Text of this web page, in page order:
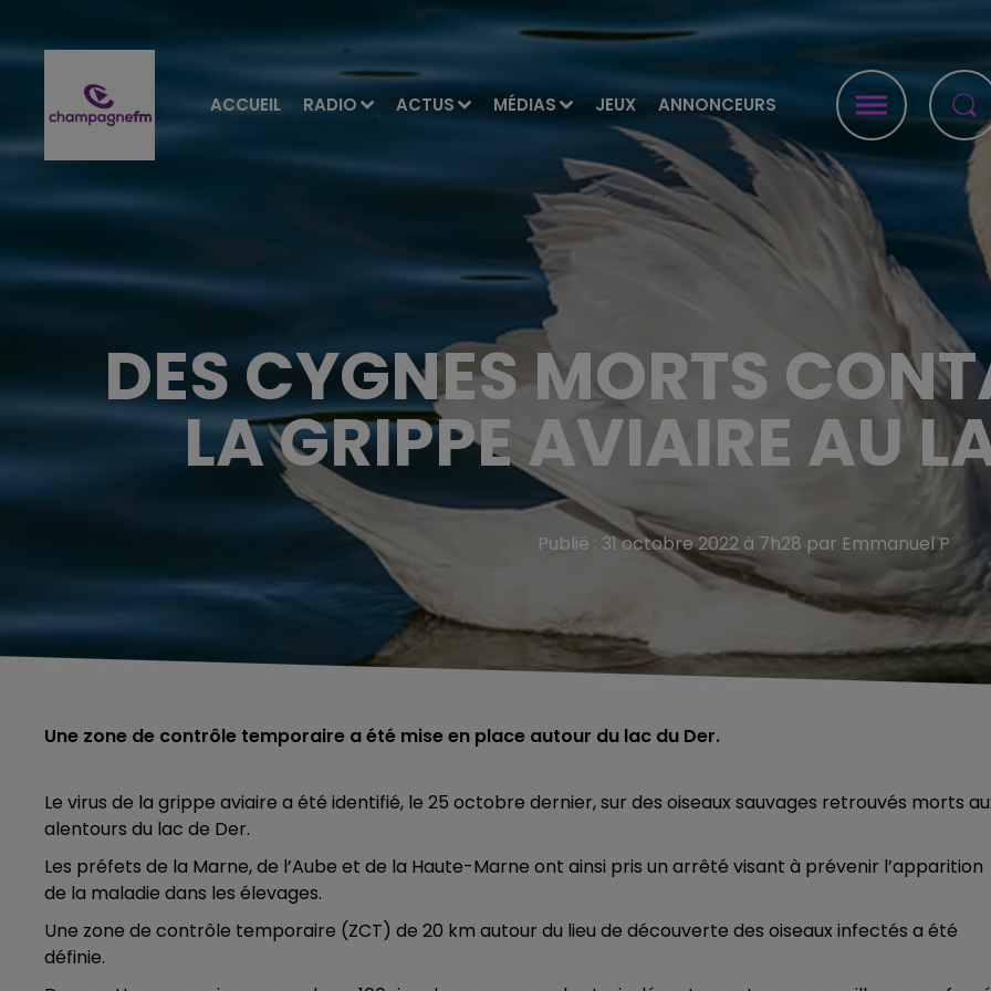
ACCUEIL RADIO ACTUS MÉDIAS JEUX ANNONCEURS
DES CYGNES MORTS
LA GRIPPE AVIAIRE AU
Publié : 31 octobre 2022 à 7h28 par Emmanuel P
Une zone de contrôle temporaire a été mise en place autour du lac du Der.
Le virus de la grippe aviaire a été identifié, le 25 octobre dernier, sur des oiseaux sauvages retrouvés morts
alentours du lac de Der.
Les préfets de la Marne, de l’Aube et de la Haute-Marne ont ainsi pris un arrêté visant à prévenir l’apparition
de la maladie dans les élevages.
Une zone de contrôle temporaire (ZCT) de 20 km autour du lieu de découverte des oiseaux infectés a été
définie.